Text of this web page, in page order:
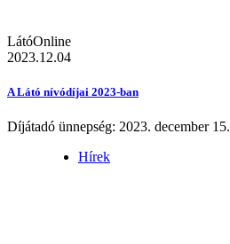
LátóOnline
2023.12.04
A Látó nívódíjai 2023-ban
Díjátadó ünnepség: 2023. december 15.
Hírek